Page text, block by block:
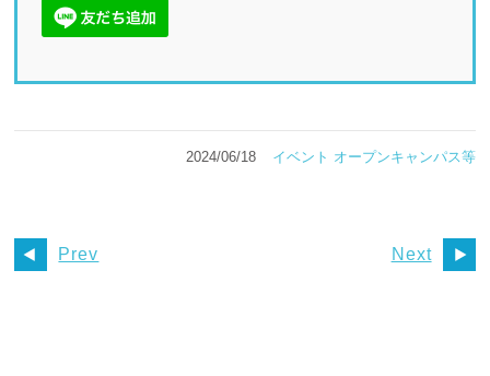
2024/06/18 イベント オープンキャンパス等
Prev Next